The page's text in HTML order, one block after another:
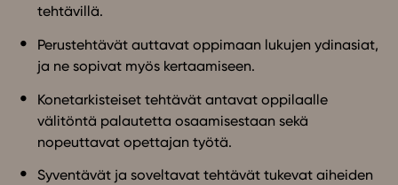
tehtävillä.
Perustehtävät auttavat oppimaan lukujen ydinasiat,
ja ne sopivat myös kertaamiseen.
Konetarkisteiset tehtävät antavat oppilaalle
välitöntä palautetta osaamisestaan sekä
nopeuttavat opettajan työtä.
Syventävät ja soveltavat tehtävät tukevat aiheiden